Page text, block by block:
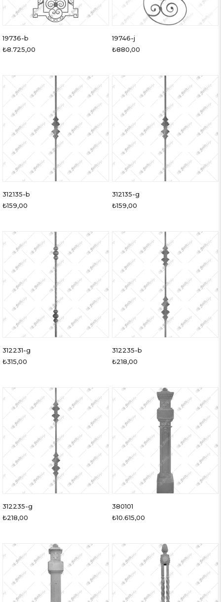
19736-b
₺8.725,00
19746-j
₺880,00
312135-b
₺159,00
312135-g
₺159,00
312231-g
₺315,00
312235-b
₺218,00
312235-g
₺218,00
380101
₺10.615,00